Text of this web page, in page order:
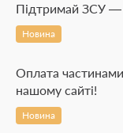
Підтримай ЗСУ —
Новина
Оплата
нашому сайті!
Новина